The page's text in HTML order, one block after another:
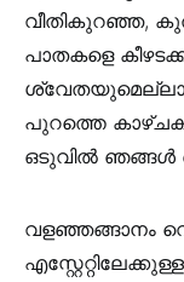
വീതികുറഞ്ഞ,
പാതകളെ
പുറത്തെ
ഒടുവിൽ ഞങ്ങൾ
വളഞ്ഞങ്ങാനം